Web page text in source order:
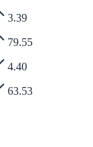
3.39
79.55
4.40
63.53